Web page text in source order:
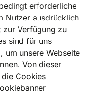
erforderliche
Nutzer ausdrücklich
zur Verfügung zu
sind für uns
um unsere Webseite
Von dieser
Cookies